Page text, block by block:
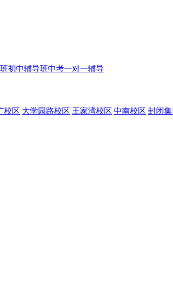
初中辅导班中考一对一辅导
校区 大学园路校区 王家湾校区 中南校区 封闭